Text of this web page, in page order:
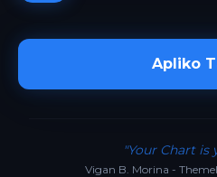
Apliko
"Your Chart is
Vigan B. Morina -